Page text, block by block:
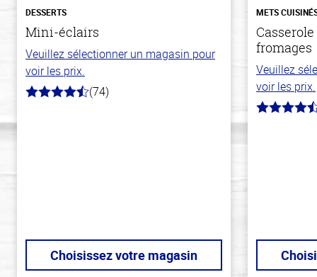
DESSERTS
Mini-éclairs
Veuillez sélectionner un magasin pour
voir les prix.
4.7
(74)
Choisissez votre magasin
METS
fromages
Veuillez
voir les prix.
4.3